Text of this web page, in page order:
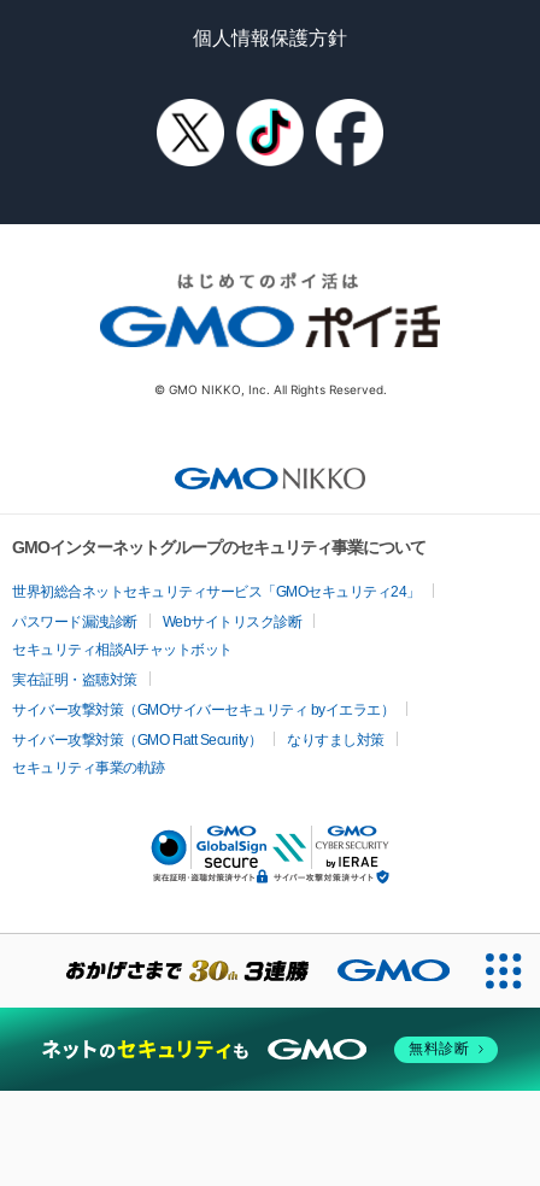
個人情報保護方針
© GMO NIKKO, Inc. All Rights Reserved.
GMOインターネットグループのセキュリティ事業について
世界初総合ネットセキュリティサービス「GMOセキュリティ24」
パスワード漏洩診断
Webサイトリスク診断
セキュリティ相談AIチャットボット
実在証明・盗聴対策
サイバー攻撃対策（GMOサイバーセキュリティ byイエラエ）
サイバー攻撃対策（GMO Flatt Security）
なりすまし対策
セキュリティ事業の軌跡
無料診断